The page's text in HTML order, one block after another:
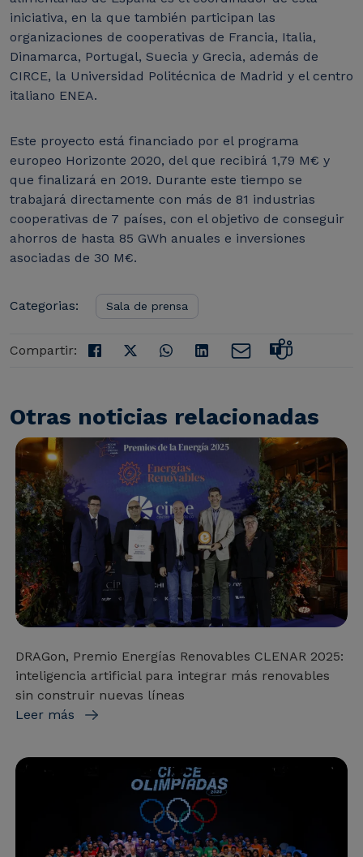
iniciativa, en la que también participan las
organizaciones de cooperativas de Francia, Italia,
Dinamarca, Portugal, Suecia y Grecia, además de
CIRCE, la Universidad Politécnica de Madrid y el centro
italiano ENEA.
Este proyecto está financiado por el programa
europeo Horizonte 2020, del que recibirá 1,79 M€ y
que finalizará en 2019. Durante este tiempo se
trabajará directamente con más de 81 industrias
cooperativas de 7 países, con el objetivo de conseguir
ahorros de hasta 85 GWh anuales e inversiones
asociadas de 30 M€.
Categorias: Sala de prensa
Compartir:
Otras noticias relacionadas
DRAGon, Premio Energías Renovables CLENAR 2025:
inteligencia artificial para integrar más renovables
sin construir nuevas líneas
Leer más